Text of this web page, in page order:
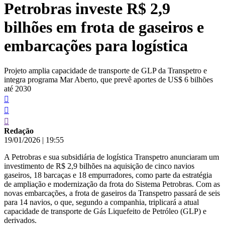
conteúdo
Petrobras investe R$ 2,9
bilhões em frota de gaseiros e
embarcações para logística
Projeto amplia capacidade de transporte de GLP da Transpetro e
integra programa Mar Aberto, que prevê aportes de US$ 6 bilhões
até 2030
Redação
19/01/2026 | 19:55
A Petrobras e sua subsidiária de logística Transpetro anunciaram um
investimento de R$ 2,9 bilhões na aquisição de cinco navios
gaseiros, 18 barcaças e 18 empurradores, como parte da estratégia
de ampliação e modernização da frota do Sistema Petrobras. Com as
novas embarcações, a frota de gaseiros da Transpetro passará de seis
para 14 navios, o que, segundo a companhia, triplicará a atual
capacidade de transporte de Gás Liquefeito de Petróleo (GLP) e
derivados.